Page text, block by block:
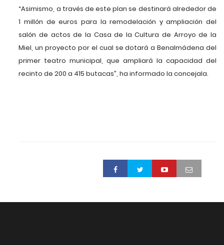
“Asimismo, a través de este plan se destinará alrededor de
1 millón de euros para la remodelación y ampliación del
salón de actos de la Casa de la Cultura de Arroyo de la
Miel, un proyecto por el cual se dotará a Benalmádena del
primer teatro municipal, que ampliará la capacidad del
recinto de 200 a 415 butacas”, ha informado la concejala.